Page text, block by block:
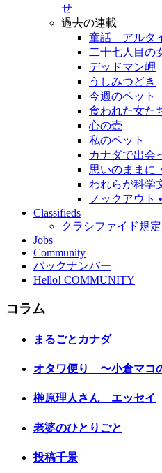
せ
過去の連載
童話 アルタ
二十七人目の
デッドマン岬
うしみつどき
今週のペット
食われた女た
心の壺
私のペット
カナダで出会
思いのままに
われらが科学
ノックアウト
Classifieds
クラシファイド規定
Jobs
Community
バックナンバー
Hello! COMMUNITY
コラム
まるごとカナダ
オタワ便り 〜小倉マコ
榊原理人さん エッセイ
老婆のひとりごと
投稿千景